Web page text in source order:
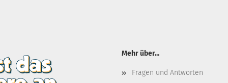
Mehr über...
Fragen und Antworten